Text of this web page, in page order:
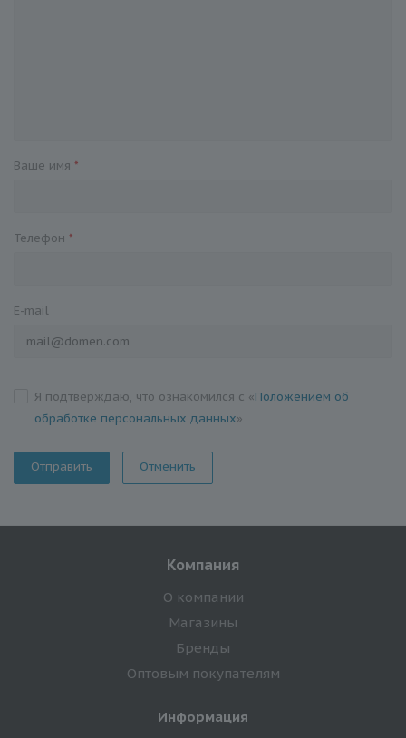
Ваше имя *
Телефон *
E-mail
Я подтверждаю, что ознакомился с «Положением об
обработке персональных данных»
Отменить
Компания
О компании
Магазины
Бренды
Оптовым покупателям
Информация